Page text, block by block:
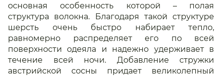
основная особенность которой – полая
структура волокна. Благодаря такой структуре
шерсть очень быстро набирает тепло,
равномерно распределяет его по всей
поверхности одеяла и надежно удерживает в
течение всей ночи. Добавление стружки
австрийской сосны придает великолепный